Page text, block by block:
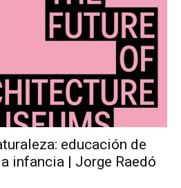
educación de
infancia | Jorge Raedó